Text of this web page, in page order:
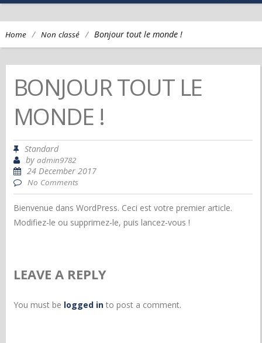
Home / Non classé / Bonjour tout le monde !
BONJOUR TOUT LE
MONDE !
Standard
byadmin9782
24 December 2017
No Comments
Bienvenue dans WordPress. Ceci est votre premier article.
Modifiez-le ou supprimez-le, puis lancez-vous !
LEAVE A REPLY
You must be logged in to post a comment.